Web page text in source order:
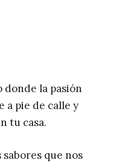
donde la pasión
a pie de calle y
tu casa.
que nos